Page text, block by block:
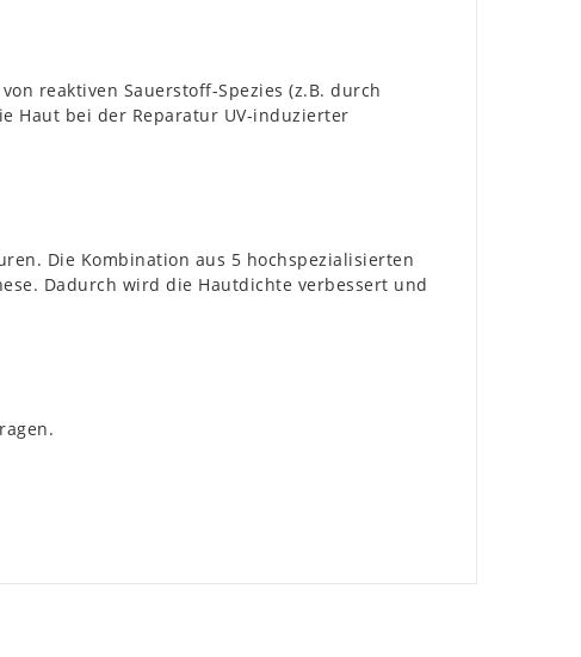
reaktiven Sauerstoff-Spezies (z.B. durch
Haut bei der Reparatur UV-induzierter
Die Kombination aus 5 hochspezialisierten
Dadurch wird die Hautdichte verbessert und